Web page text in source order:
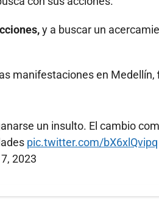
y a buscar un
manifestaciones en Medellín,
un insulto. El cambio
pic.twitter.com/bX6xlQvipq
2023